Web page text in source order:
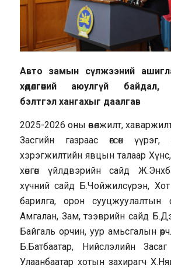
Авто замын сүлжээний
хөдөлгөөний аюулгүй байдал,
бэлтгэл хангахыг даалгав
2025-2026 оны өвөлжилт,
Засгийн газраас өгсөн үүрэг,
хэрэгжилтийн явцын талаар Хүнс,
хөнгөн үйлдвэрийн сайд
хүчний сайд Б.Чойжилсүрэн, Хот
барилга, орон сууцжуулалтын
Амгалан, Зам, тээврийн сайд
Байгаль орчин, уур амьсгалын
Б.Батбаатар, Нийслэлийн Засаг
Улаанбаатар хотын захирагч